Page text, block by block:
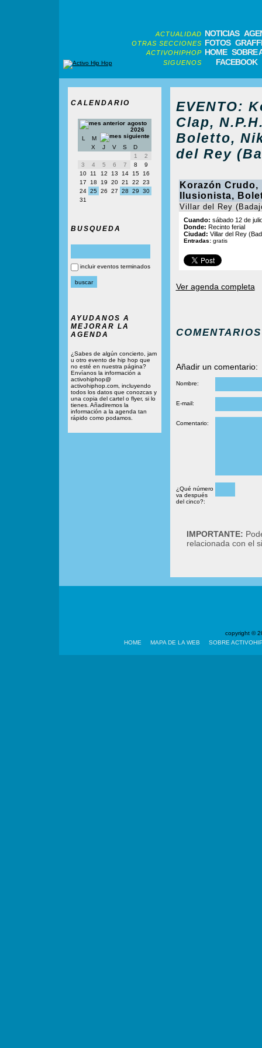
ACTUALIDAD NOTICIAS
OTRAS SECCIONES FOTOS
ACTIVOHIPHOP HOME SOBRE
SIGUENOS FACEBOOK
CALENDARIO
agosto
2026
L
M
X
J V S
D
1
2
3
4 5 6 7 8
9
10
11 12 13 14 15
16
17
18 19 20 21 22
23
24 25 26 27 28 29
30
31
BUSQUEDA
incluir eventos terminados
AYUDANOS A
MEJORAR LA
AGENDA
¿Sabes de algún concierto, jam
u otro evento de hip hop que
no esté en nuestra página?
Envíanos la información a
activohiphop@
activohiphop.com, incluyendo
todos los datos que conozcas y
una copia del cartel o flyer, si lo
tienes. Añadiremos la
información a la agenda tan
rápido como podamos.
EVENTO:
Clap,
Boletto,
del Rey
Korazón Crudo,
Ilusionista,
Villar del Rey
Cuando: sábado 12 de
Donde: Recinto ferial
Ciudad: Villar del Rey
Entradas: gratis
Ver agenda completa
COMENTARIOS
Añadir un comentario:
Nombre:
E-mail:
Comentario:
¿Qué número
va después
del cinco?:
IMPORTANTE:
relacionada con el
copyright ©
HOME
MAPA DE LA WEB SOBRE